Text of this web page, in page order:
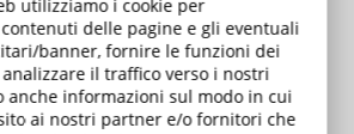
una diffusione ancora più rapida
paesi in via di sviluppo:il costo delle
utilizziamo i cookie per
delle pagine e gli eventuali
banner, fornire le funzioni dei
il traffico verso i nostri
anche informazioni sul modo in cui
ai nostri partner e/o fornitori che